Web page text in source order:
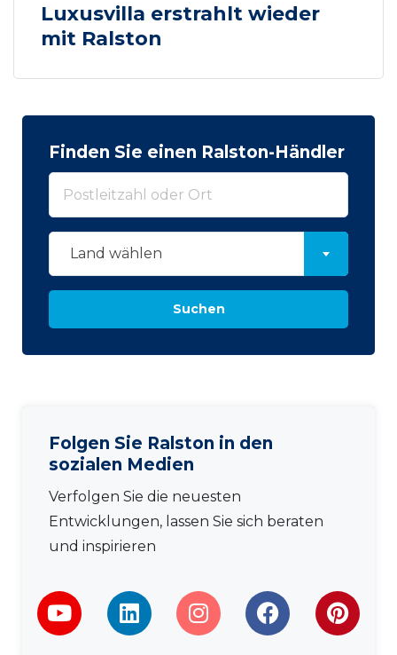
Luxusvilla erstrahlt wieder
mit Ralston
Finden Sie einen Ralston-Händler
Land wählen
Suchen
Folgen Sie Ralston in den
sozialen Medien
Verfolgen Sie die neuesten
Entwicklungen, lassen Sie sich beraten
und inspirieren